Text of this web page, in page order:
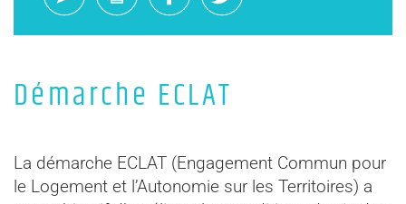
Démarche ECLAT
La démarche ECLAT (Engagement Commun pour
le Logement et l’Autonomie sur les Territoires) a